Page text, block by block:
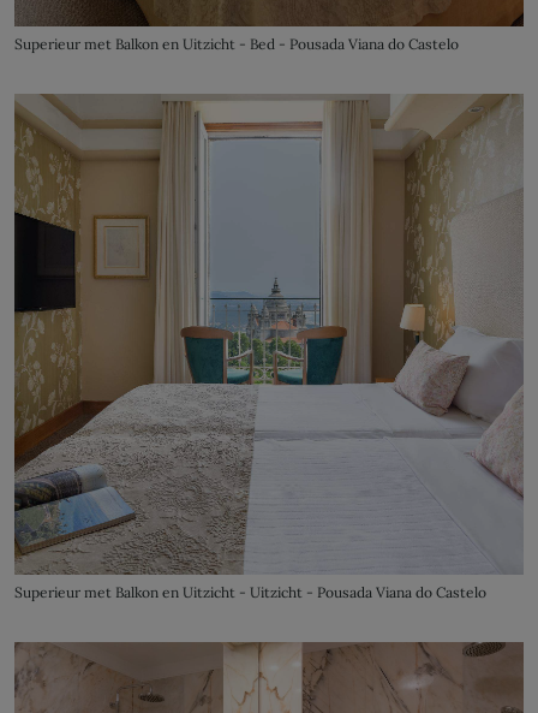
Superieur met Balkon en Uitzicht - Bed - Pousada Viana do Castelo
Superieur met Balkon en Uitzicht - Uitzicht - Pousada Viana do Castelo